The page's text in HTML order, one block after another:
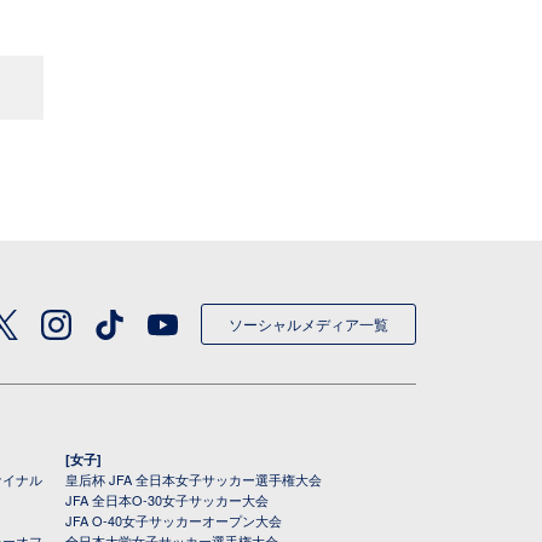
ソーシャルメディア一覧
ナル
[女子]
皇后杯 JFA 全日本女子サッカー選手権大会
JFA 全日本O-30女子サッカー大会
JFA O-40女子サッカーオープン大会